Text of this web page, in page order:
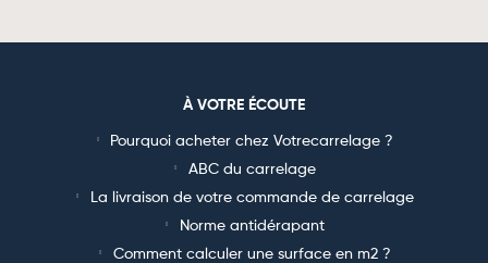
À VOTRE ÉCOUTE
Pourquoi acheter chez Votrecarrelage ?
ABC du carrelage
La livraison de votre commande de carrelage
Norme antidérapant
Comment calculer une surface en m2 ?